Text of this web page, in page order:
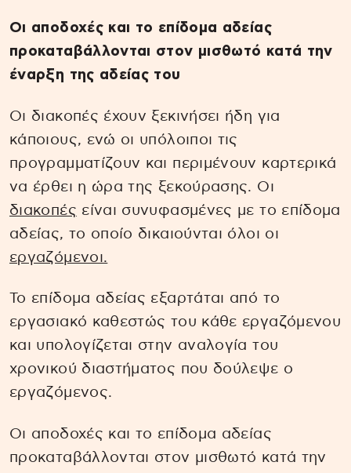
Οι αποδοχές και το επίδομα αδείας
προκαταβάλλονται στον μισθωτό κατά την
έναρξη της αδείας του
Οι διακοπές έχουν ξεκινήσει ήδη για
κάποιους, ενώ οι υπόλοιποι τις
προγραμματίζουν και περιμένουν καρτερικά
να έρθει η ώρα της ξεκούρασης. Οι
διακοπές είναι συνυφασμένες με το επίδομα
αδείας, το οποίο δικαιούνται όλοι οι
εργαζόμενοι.
Το επίδομα αδείας εξαρτάται από το
εργασιακό καθεστώς του κάθε εργαζόμενου
και υπολογίζεται στην αναλογία του
χρονικού διαστήματος που δούλεψε ο
εργαζόμενος.
Οι αποδοχές και το επίδομα αδείας
προκαταβάλλονται στον μισθωτό κατά την